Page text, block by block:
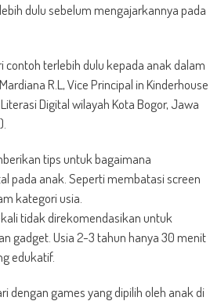
dulu sebelum mengajarkannya pada
contoh terlebih dulu kepada anak dalam
R.L, Vice Principal in Kinderhouse
Digital wilayah Kota Bogor, Jawa
tips untuk bagaimana
pada anak. Seperti membatasi screen
kategori usia.
tidak direkomendasikan untuk
gadget. Usia 2-3 tahun hanya 30 menit
edukatif.
dengan games yang dipilih oleh anak di